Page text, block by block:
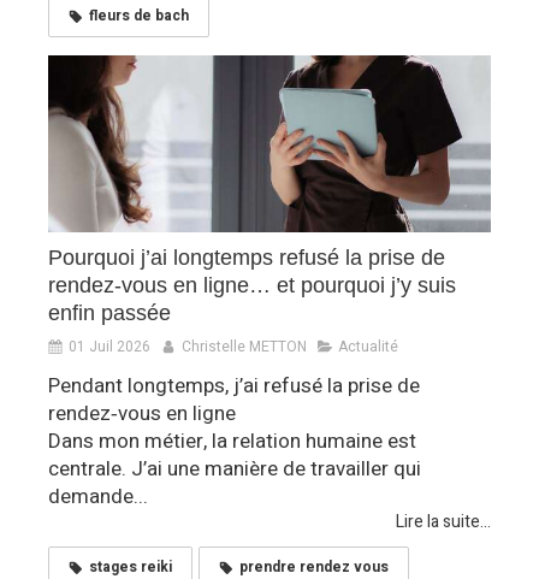
fleurs de bach
Pourquoi j’ai longtemps refusé la prise de
rendez‑vous en ligne… et pourquoi j’y suis
enfin passée
01 Juil 2026 Christelle METTON Actualité
Pendant longtemps, j’ai refusé la prise de
rendez‑vous en ligne
Dans mon métier, la relation humaine est
centrale. J’ai une manière de travailler qui
demande...
Lire la suite...
stages reiki prendre rendez vous